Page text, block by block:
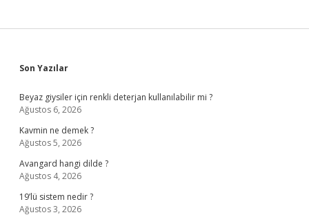
Sidebar
Son Yazılar
Beyaz giysiler için renkli deterjan kullanılabilir mi ?
Ağustos 6, 2026
Kavmin ne demek ?
Ağustos 5, 2026
Avangard hangi dilde ?
Ağustos 4, 2026
19’lü sistem nedir ?
Ağustos 3, 2026